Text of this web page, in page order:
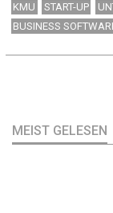
KMU START-UP
BUSINESS
MEIST GELESEN